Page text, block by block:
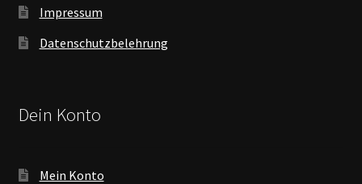
Impressum
Datenschutzbelehrung
Dein Konto
Mein Konto